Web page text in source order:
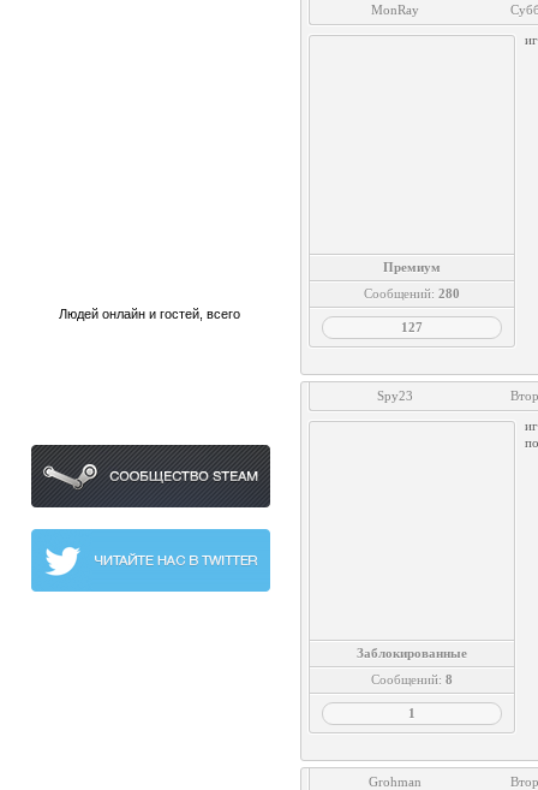
MonRay
Премиум
Сообщений: 280
127
Spy23
Заблокированные
Сообщений: 8
1
Grohman
Людей онлайнигостей, всего